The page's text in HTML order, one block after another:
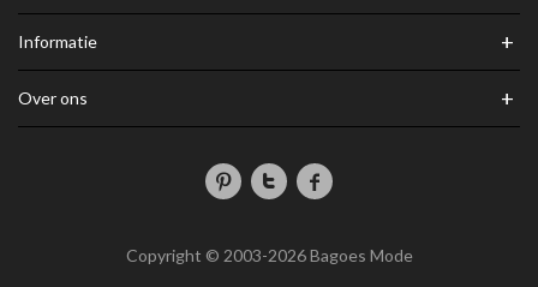
Informatie +
Over ons +
Copyright © 2003-2026 Bagoes Mode